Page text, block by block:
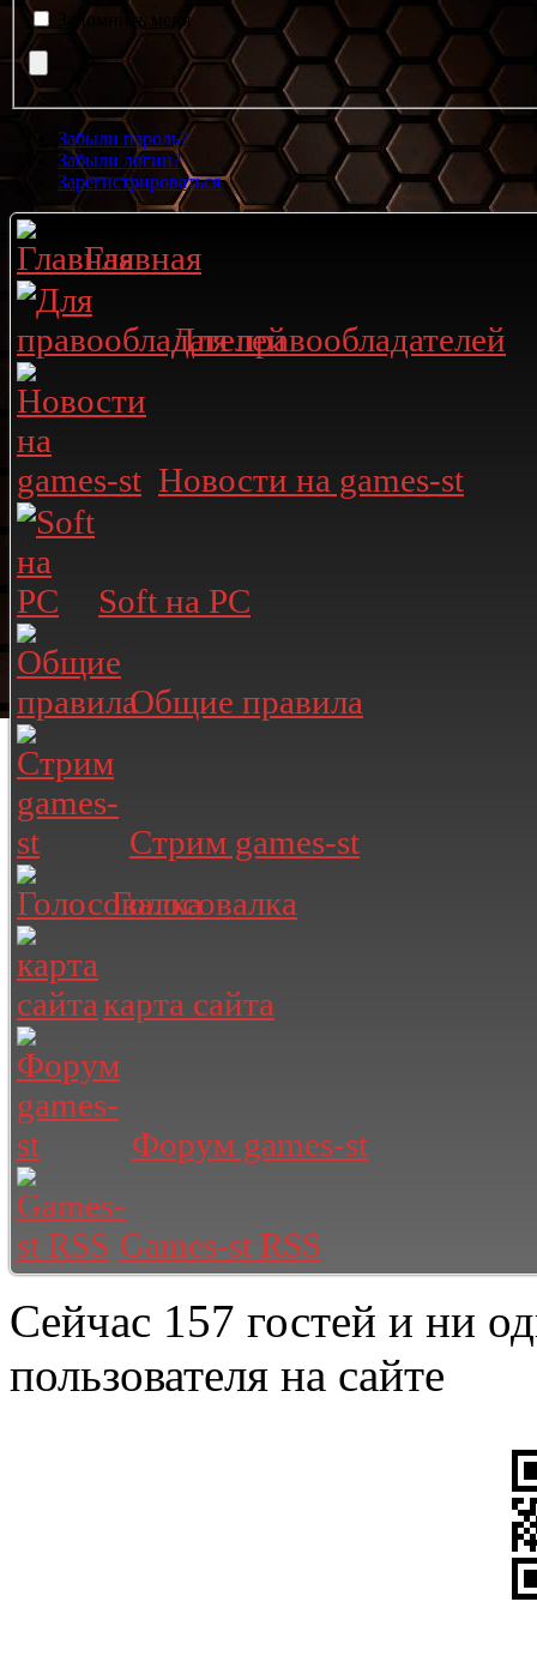
Запомнить меня
Забыли пароль?
Забыли логин?
Зарегистрироваться
Главная
Для правообладателей
Новости на games-st
Soft на PC
Общие правила
Стрим games-st
Голосовалка
карта сайта
Форум games-st
Games-st RSS
Сейчас 157 гостей и ни
пользователя на сайте